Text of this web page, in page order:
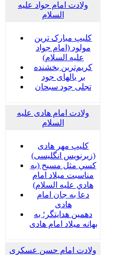
ولادت امام جواد علیه
السلام
کلیپ مبارک ترین
مولود (امام جواد
علیه السلام)
کریم‌ترین بخشنده
بر بالهای جود
تجلی جود سبحان
ولادت امام هادی علیه
السلام
کلیپ مهر هادی
(زیرنویس انگلیسی)
كسي مثل مسيح (به
مناسبت ميلاد امام
هادي عليه السلام)
دعا به جان امام
هادی
دهمین هدایتگر؛ به
بهانه میلاد امام هادی
ولادت امام حسن عسکری